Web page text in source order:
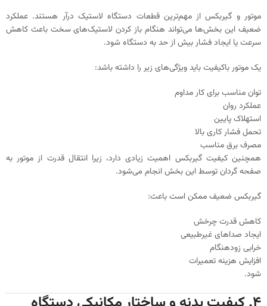
موتور و گیربکس از مهم‌ترین قطعات دستگاه لاستیک درآر هستند. عملکرد
ضعیف این بخش‌ها می‌تواند هنگام باز کردن لاستیک‌های سخت باعث کاهش
سرعت یا ایجاد فشار بیش از حد به دستگاه شود.
یک موتور باکیفیت باید ویژگی‌های زیر را داشته باشد:
توان مناسب برای کار مداوم
عملکرد روان
استهلاک پایین
تحمل فشار کاری بالا
مصرف برق مناسب
همچنین کیفیت گیربکس اهمیت زیادی دارد، زیرا انتقال قدرت از موتور به
صفحه گردان توسط این بخش انجام می‌شود.
گیربکس ضعیف ممکن است باعث:
کاهش قدرت چرخش
ایجاد صداهای غیرطبیعی
خرابی زودهنگام
افزایش هزینه تعمیرات
شود.